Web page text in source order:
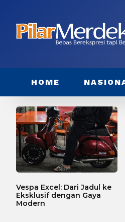
HOME
Vespa Excel: Dari Jadul ke
Eksklusif dengan Gaya
Modern